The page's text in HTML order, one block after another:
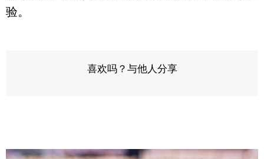
验。
喜欢吗？与他人分享